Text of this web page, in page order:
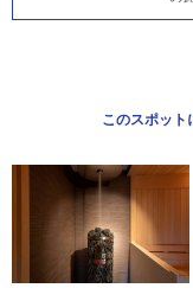
このスポット